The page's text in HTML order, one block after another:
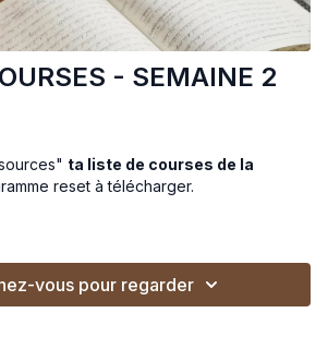
- SEMAINE 2
ta liste de courses de la
reset à télécharger.
d’utiliser certains produits, vas-y étape
le houmous…
vous pour regarder